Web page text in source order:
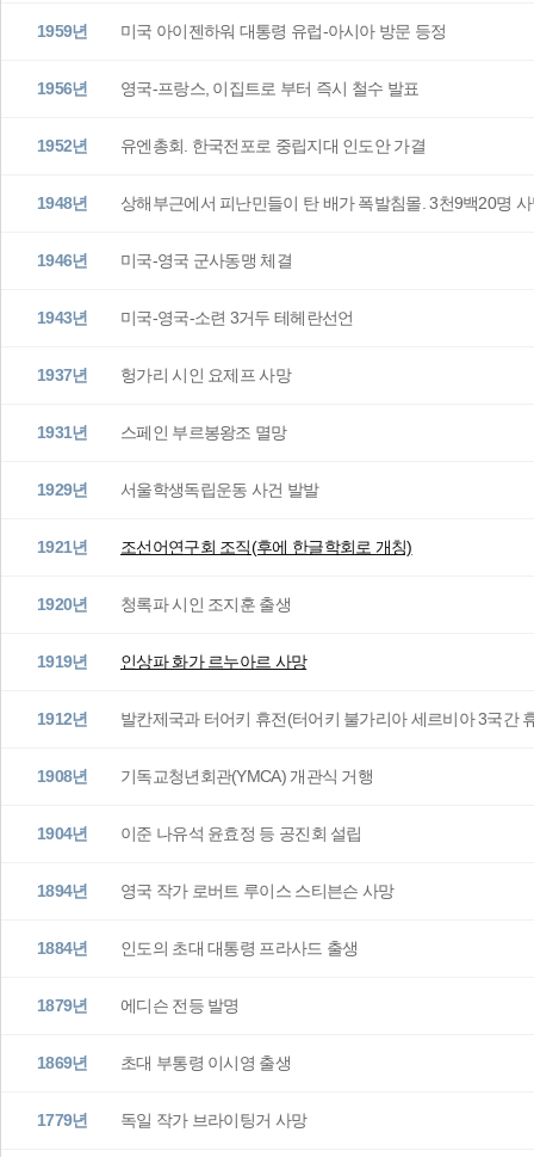
1959년 미국 아이젠하워 대통령 유럽-아시아 방문 등정
1956년 영국-프랑스, 이집트로 부터 즉시 철수 발표
1952년 유엔총회. 한국전포로 중립지대 인도안 가결
1948년 상해부근에서 피난민들이 탄 배가 폭발침몰. 3천9백20명
1946년 미국-영국 군사동맹 체결
1943년 미국-영국-소련 3거두 테헤란선언
1937년 헝가리 시인 요제프 사망
1931년 스페인 부르봉왕조 멸망
1929년 서울학생독립운동 사건 발발
1921년 조선어연구회 조직(후에 한글학회로 개칭)
1920년 청록파 시인 조지훈 출생
1919년 인상파 화가 르누아르 사망
1912년 발칸제국과 터어키 휴전(터어키 불가리아 세르비아 3국간
1908년 기독교청년회관(YMCA) 개관식 거행
1904년 이준 나유석 윤효정 등 공진회 설립
1894년 영국 작가 로버트 루이스 스티븐슨 사망
1884년 인도의 초대 대통령 프라사드 출생
1879년 에디슨 전등 발명
1869년 초대 부통령 이시영 출생
1779년 독일 작가 브라이팅거 사망